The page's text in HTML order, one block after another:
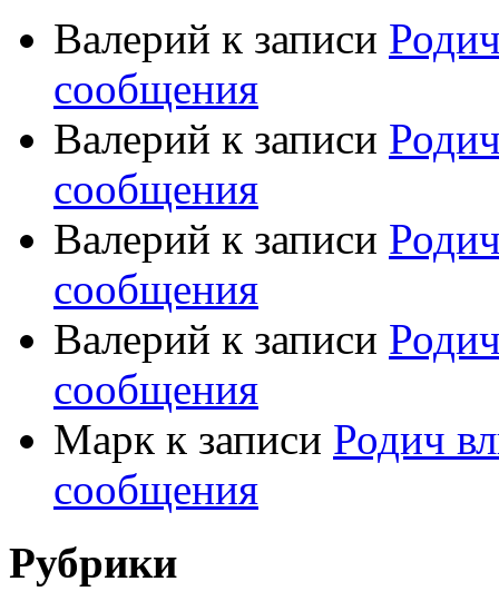
Валерий к записи
сообщения
Валерий к записи
сообщения
Валерий к записи
сообщения
Валерий к записи
сообщения
Марк к записи Родич
сообщения
Рубрики